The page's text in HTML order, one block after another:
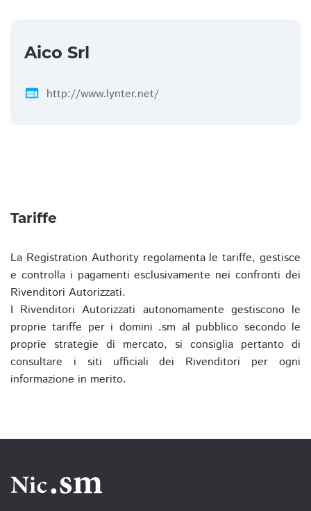
Aico Srl
web http://www.lynter.net/
Tariffe
La Registration Authority regolamenta le tariffe, gestisce
e controlla i pagamenti esclusivamente nei confronti dei
Rivenditori Autorizzati.
I Rivenditori Autorizzati autonomamente gestiscono le
proprie tariffe per i domini .sm al pubblico secondo le
proprie strategie di mercato, si consiglia pertanto di
consultare i siti ufficiali dei Rivenditori per ogni
informazione in merito.